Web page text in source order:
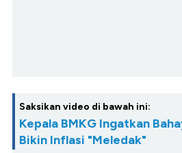
Saksikan video di bawah ini:
Kepala BMKG Ingatkan
Bikin Inflasi "Meledak"